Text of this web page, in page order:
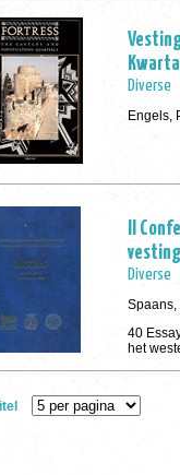
Diverse
Engels,
II
Diverse
Spaans,
40
het